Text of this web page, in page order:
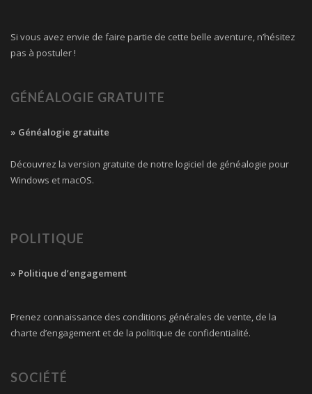
Si vous avez envie de faire partie de cette belle aventure, n’hésitez
pas à postuler !
GÉNÉALOGIE GRATUITE
» Généalogie gratuite
Découvrez la version gratuite de notre logiciel de généalogie pour
Windows et macOS.
POLITIQUE
» Politique d’engagement
Prenez connaissance des conditions générales de vente, de la
charte d’engagement et de la politique de confidentialité.
SOCIÉTÉ